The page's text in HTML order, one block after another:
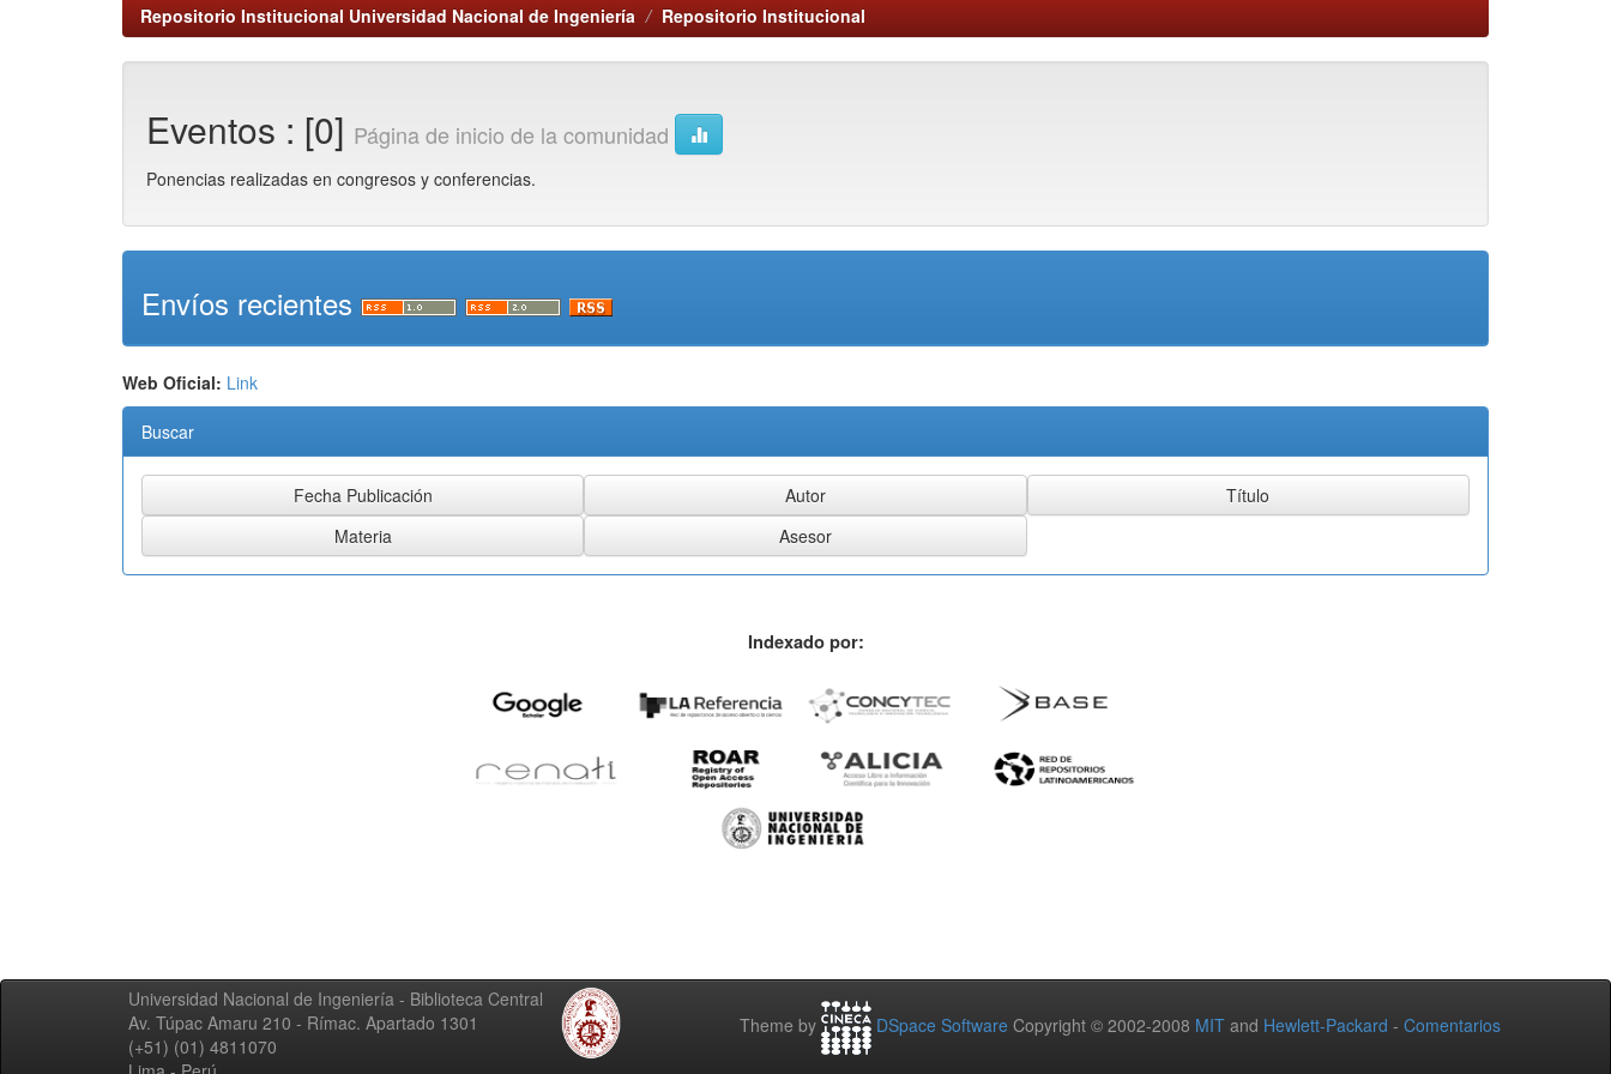
Repositorio Institucional Universidad Nacional de Ingeniería Repositorio Institucional
Eventos : [0] Página de inicio de la comunidad
Ponencias realizadas en congresos y conferencias.
Envíos recientes
Web Oficial: Link
Buscar
Indexado por:
Universidad Nacional de Ingeniería - Biblioteca Central
Av. Túpac Amaru 210 - Rímac. Apartado 1301
(+51) (01) 4811070
Theme by DSpace Software Copyright © 2002-2008 MIT and Hewlett-Packard - Comentarios